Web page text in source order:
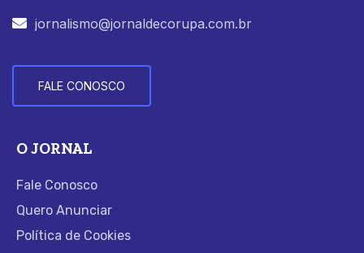
jornalismo@jornaldecorupa.com.br
FALE CONOSCO
O JORNAL
Fale Conosco
Quero Anunciar
Política de Cookies